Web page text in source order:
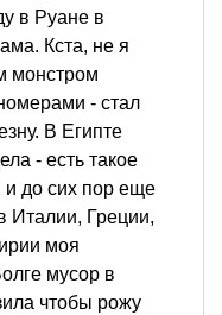
в Руане в
Кста, не я
монстром
- стал
В Египте
- есть такое
и до сих пор еще
Италии, Греции,
моя
мусор в
чтобы рожу